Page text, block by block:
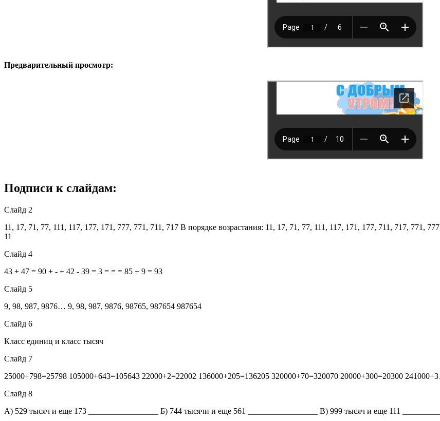
Предварительный просмотр:
Подписи к слайдам:
Слайд 2
11, 17, 71, 77, 111, 117, 177, 171, 777, 771, 711, 717 В порядке возрастания: 11, 17, 71, 77, 111, 117, 171, 177, 711, 717, 771,
11
Слайд 4
43 + 47 = 90 + - + 42 - 39 = 3 = = = 85 + 9 = 93
Слайд 5
9, 98, 987, 9876… 9, 98, 987, 9876, 98765, 987654 987654
Слайд 6
Класс единиц и класс тысяч
Слайд 7
25000+798=25798 105000+643=105643 22000+2=22002 136000+205=136205 320000+70=320070 20000+300=20300
Слайд 8
А) 529 тысяч и еще 173 _________________ Б) 744 тысячи и еще 561 _________________ В) 999 тысяч и еще 111